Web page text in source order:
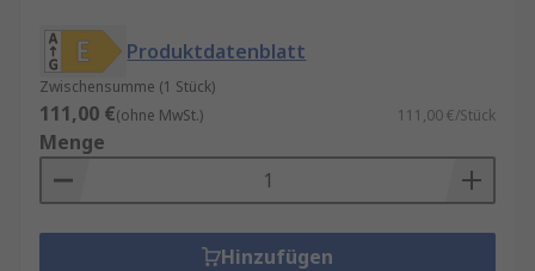
Durch unterschiedliche Leistungsstufen,
Abstrahlwinkel und Montagearten lässt sich für
nahezu jeden Einsatzzweck der passende
Flutlichtstrahler finden.
Vorteile moderner LED-Flutlichtstrahler
Produktdatenblatt
Zwischensumme (1 Stück)
111,00 €(ohne MwSt.) 111,00 €/Stück
Menge
Hinzufügen